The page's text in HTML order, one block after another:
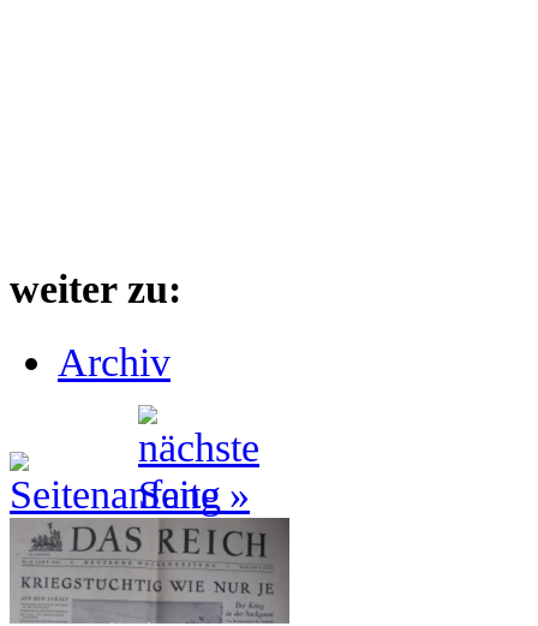
weiter zu:
Archiv